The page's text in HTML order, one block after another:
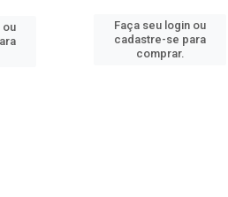
ou
Faça seu login ou
cadastre-se para
comprar.